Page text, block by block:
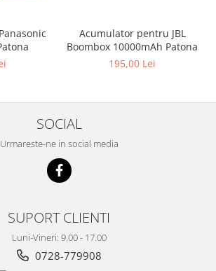
Acumulator pentru JBL
Boombox 10000mAh Patona
195,00 Lei
SOCIAL
Urmareste-ne in social media
SUPORT CLIENTI
Luni-Vineri: 9.00 - 17.00
0728-779908